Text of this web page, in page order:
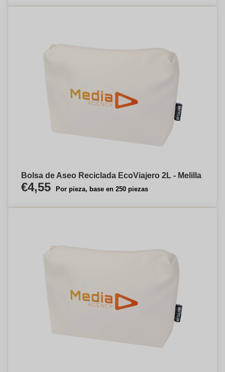
Bolsa de Aseo Reciclada EcoViajero 2L - Melilla
€4,55 Por pieza, base en 250 piezas